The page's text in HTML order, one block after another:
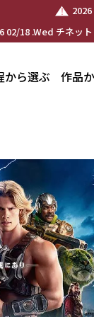
02/18 .Wed チネッ
から選ぶ 作品